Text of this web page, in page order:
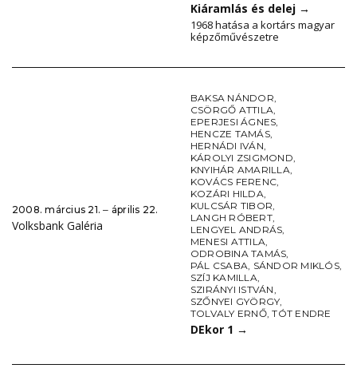
Kiáramlás és delej →
1968 hatása a kortárs magyar
képzőművészetre
2008. március 21. ‒ április 22.
Volksbank Galéria
BAKSA NÁNDOR,
CSÖRGŐ ATTILA,
EPERJESI ÁGNES,
HENCZE TAMÁS,
HERNÁDI IVÁN,
KÁROLYI ZSIGMOND,
KNYIHÁR AMARILLA,
KOVÁCS FERENC,
KOZÁRI HILDA,
KULCSÁR TIBOR,
LANGH RÓBERT,
LENGYEL ANDRÁS,
MENESI ATTILA,
ODROBINA TAMÁS,
PÁL CSABA, SÁNDOR MIKLÓS,
SZÍJ KAMILLA,
SZIRÁNYI ISTVÁN,
SZŐNYEI GYÖRGY,
TOLVALY ERNŐ,TÓT ENDRE
DEkor 1 →